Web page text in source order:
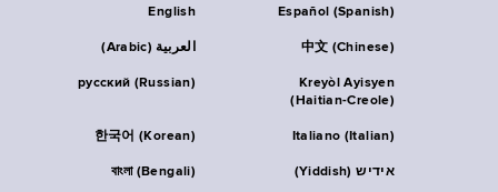
English Español (Spanish)
العربية (Arabic) 中文 (Chinese)
русский (Russian)
Kreyòl Ayisyen
(Haitian-Creole)
한국어 (Korean) Italiano (Italian)
বাংলা (Bengali) אידיש (Yiddish)